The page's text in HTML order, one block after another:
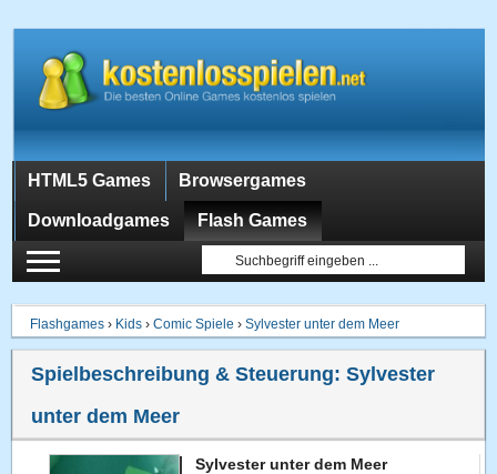
HTML5 Games Browsergames
Downloadgames Flash Games
Flashgames › Kids ›Comic Spiele ›Sylvester unter dem Meer
Spielbeschreibung & Steuerung:Sylvester
unter dem Meer
Sylvester unter dem Meer